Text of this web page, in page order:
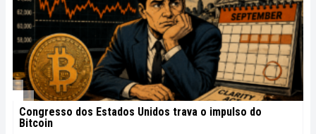
Congresso dos Estados Unidos trava o impulso do
Bitcoin